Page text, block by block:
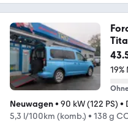
Neuwagen• 90 kW (122 PS) •
5,3 l/100km (komb.) • 138 g